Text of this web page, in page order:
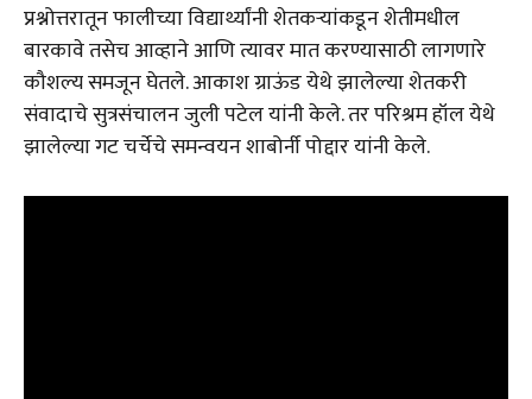
प्रश्नोत्तरातून फालीच्या विद्यार्थ्यांनी शेतकऱ्यांकडून शेतीमधील
बारकावे तसेच आव्हाने आणि त्यावर मात करण्यासाठी लागणारे
कौशल्य समजून घेतले. आकाश ग्राऊंड येथे झालेल्या शेतकरी
संवादाचे सुत्रसंचालन जुली पटेल यांनी केले. तर परिश्रम हॉल येथे
झालेल्या गट चर्चेचे समन्वयन शाबोर्नी पोद्दार यांनी केले.